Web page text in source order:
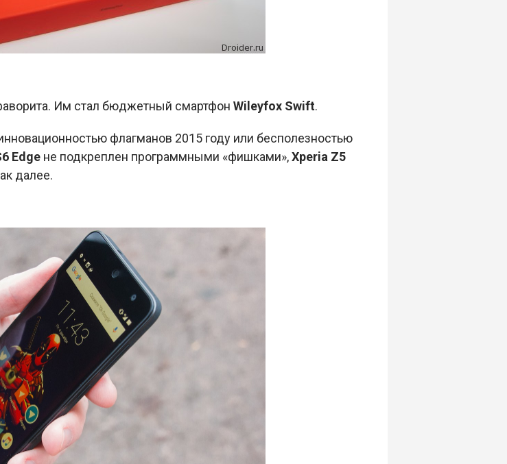
Им стал бюджетный смартфон Wileyfox Swift.
флагманов 2015 году или бесполезностью
Edgeне подкреплен программными «фишками»,Xperia Z5
далее.